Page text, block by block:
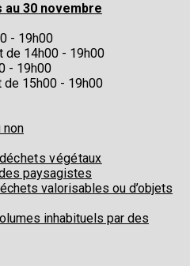
30 novembre
- 19h00
de 14h00 - 19h00
- 19h00
de 15h00 - 19h00
non
végétaux
paysagistes
valorisables ou d’objets
inhabituels par des